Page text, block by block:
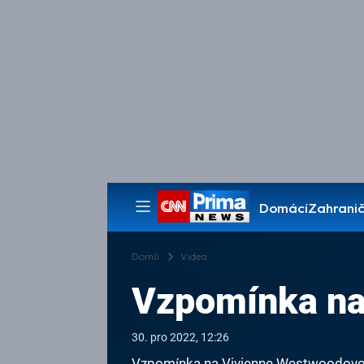
Domácí
Pořady
Domů Videa
Vzpomínka
30. pro 2022, 12:26